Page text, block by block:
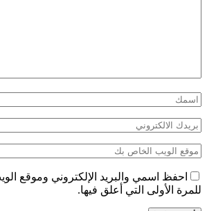
احفظ اسمي والبريد الإلكتروني وموقع
للمرة الأولى التي أعلق فيها.